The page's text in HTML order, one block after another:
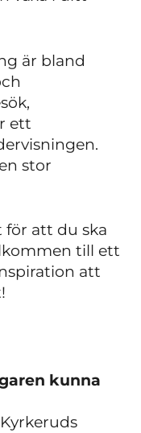
är bland
ett
stor
att du ska
till ett
att
kunna